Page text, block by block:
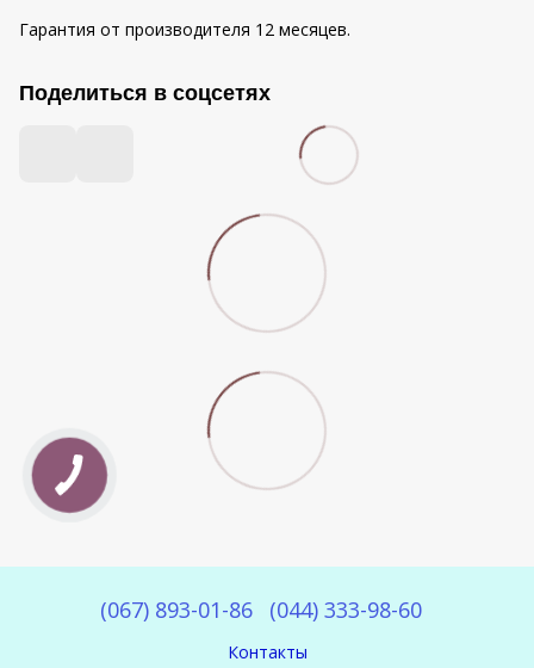
Гарантия от производителя 12 месяцев.
Поделиться в соцсетях
(067) 893-01-86 (044) 333-98-60
Контакты